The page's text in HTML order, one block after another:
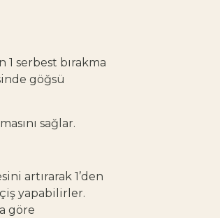
serbest bırakma
göğsü
sağlar.
artırarak 1’den
yapabilirler.
göre